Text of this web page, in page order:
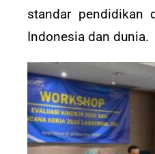
standar pendidikan
Indonesia dan dunia.